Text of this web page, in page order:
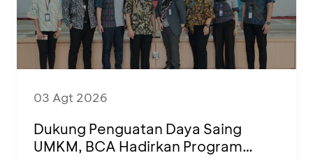
03 Agt 2026
Dukung Penguatan Daya Saing
UMKM, BCA Hadirkan Program